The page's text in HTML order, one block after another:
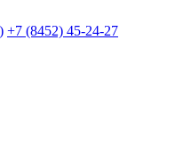
+7 (8452) 45-24-27